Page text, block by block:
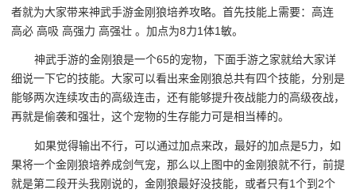
者就为大家带来神武手游金刚狼培养攻略。首先技能上需要：高连
高必 高吸 高强力 高强壮 。加点为8力1体1敏。
神武手游的金刚狼是一个65的宠物，下面手游之家就给大家详
细说一下它的技能。大家可以看出来金刚狼总共有四个技能，分别是
能够两次连续攻击的高级连击，还有能够提升夜战能力的高级夜战，
再就是偷袭和强壮，这个宠物的生存能力可是相当棒的。
如果觉得输出不行，可以通过加点来改，最好的加点是5力，如
果将一个金刚狼培养成剑气宠，那么以上图中的金刚狼就不行，前提
就是第二段开头我刚说的，金刚狼最好没技能，或者只有1个到2个